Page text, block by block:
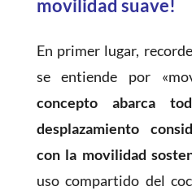
movilidad suave!
En primer lugar,
se entiende por
concepto abarca
desplazamiento
con la movilidad
uso compartido del